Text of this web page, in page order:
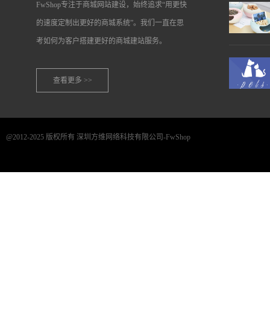
FwShop专注于商城网站建设，始终追求“用更快
的速度定制出更好的商城系统”。我们一直在思
考如何为客户搭建更好的商城建站服务。
查看更多 >>
@2012-2025 版权所有 深圳方维网络科技有限公司-FwShop